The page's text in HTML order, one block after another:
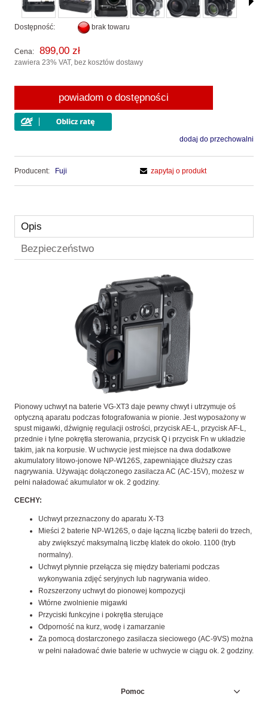
Dostępność: brak towaru
Cena: 899,00 zł
zawiera 23% VAT, bez kosztów dostawy
powiadom o dostępności
dodaj do przechowalni
Producent: Fuji zapytaj o produkt
Opis
Bezpieczeństwo
Pionowy uchwyt na baterie VG-XT3 daje pewny chwyt i utrzymuje oś
optyczną aparatu podczas fotografowania w pionie. Jest wyposażony w
spust migawki, dźwignię regulacji ostrości, przycisk AE-L, przycisk AF-L,
przednie i tylne pokrętła sterowania, przycisk Q i przycisk Fn w układzie
takim, jak na korpusie. W uchwycie jest miejsce na dwa dodatkowe
akumulatory litowo-jonowe NP-W126S, zapewniające dłuższy czas
nagrywania. Używając dołączonego zasilacza AC (AC-15V), możesz w
pełni naładować akumulator w ok. 2 godziny.
CECHY:
Uchwyt przeznaczony do aparatu X-T3
Mieści 2 baterie NP-W126S, o daje łączną liczbę baterii do trzech,
aby zwiększyć maksymalną liczbę klatek do około. 1100 (tryb
normalny).
Uchwyt płynnie przełącza się między bateriami podczas
wykonywania zdjęć seryjnych lub nagrywania wideo.
Rozszerzony uchwyt do pionowej kompozycji
Wtórne zwolnienie migawki
Przyciski funkcyjne i pokrętła sterujące
Odporność na kurz, wodę i zamarzanie
Za pomocą dostarczonego zasilacza sieciowego (AC-9VS) można
w pełni naładować dwie baterie w uchwycie w ciągu ok. 2 godziny.
Pomoc